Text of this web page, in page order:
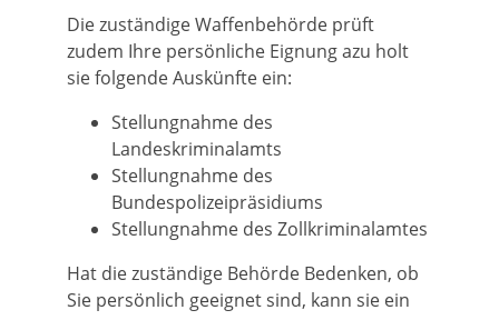
Die zuständige Waffenbehörde prüft
zudem Ihre persönliche Eignung azu holt
sie folgende Auskünfte ein:
Stellungnahme des
Landeskriminalamts
Stellungnahme des
Bundespolizeipräsidiums
Stellungnahme des Zollkriminalamtes
Hat die zuständige Behörde Bedenken, ob
Sie persönlich geeignet sind, kann sie ein